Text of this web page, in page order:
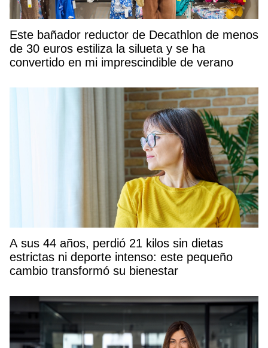
Este bañador reductor de Decathlon de menos
de 30 euros estiliza la silueta y se ha
convertido en mi imprescindible de verano
A sus 44 años, perdió 21 kilos sin dietas
estrictas ni deporte intenso: este pequeño
cambio transformó su bienestar